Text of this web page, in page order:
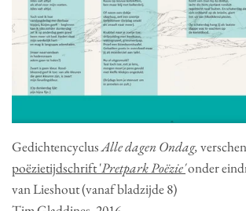
GedichtencyclusAlle dagen Ondag,
poëzietijdschrift 'Pretpark Poëzie'onder
van Lieshout (vanaf bladzijde 8)